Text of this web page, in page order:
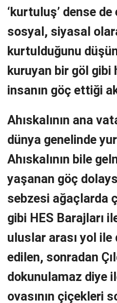
‘kurtuluş’ dense
sosyal, siyasal
kurtulduğunu
kuruyan bir göl gibi
insanın göç ettiği
Ahıskalının ana
dünya genelinde
Ahıskalının bile
yaşanan göç
sebzesi ağaçlarda
gibi HES Barajları
uluslar arası yol ile
edilen, sonradan
dokunulamaz diye
ovasının çiçekleri